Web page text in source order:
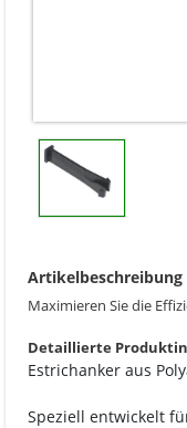
Artikelbeschreibung
Maximieren Sie die
Detaillierte
Estrichanker aus
Speziell entwickelt